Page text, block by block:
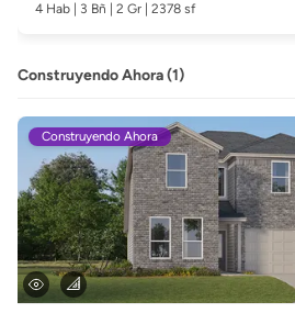
4 Hab | 3 Bñ | 2 Gr | 2378 sf
Construyendo Ahora (1)
Construyendo Ahora